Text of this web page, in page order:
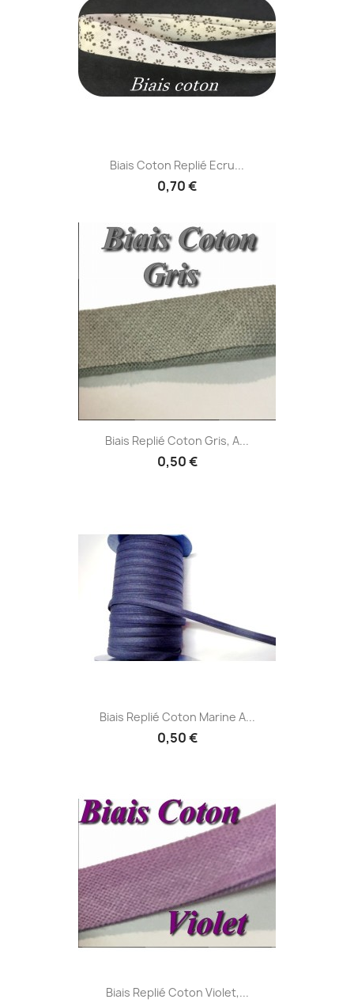
Biais Coton Replié Ecru...
0,70 €
Biais Replié Coton Gris, A...
0,50 €
Biais Replié Coton Marine A...
0,50 €
Biais Replié Coton Violet,...